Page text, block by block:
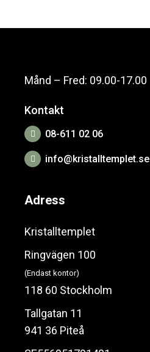
Månd – Fred: 09.00-17.00
Kontakt
08-611 02 06
info@kristalltemplet.se
Adress
Kristalltemplet
Ringvägen 100
(Endast kontor)
118 60 Stockholm
Tallgatan 11
941 36 Piteå